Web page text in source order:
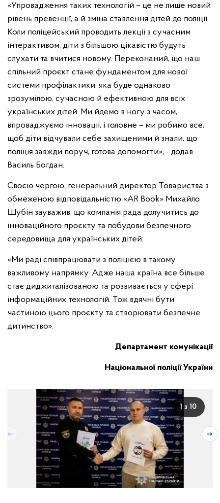
«Упровадження таких технологій – це не лише новий
рівень превенції, а й зміна ставлення дітей до поліції.
Коли поліцейський проводить лекції з сучасним
інтерактивом, діти з більшою цікавістю будуть
слухати та вчитися новому. Переконаний, що наш
спільний проєкт стане фундаментом для нової
системи профілактики, яка буде однаково
зрозумілою, сучасною й ефективною для всіх
українських дітей. Ми йдемо в ногу з часом,
впроваджуємо інновації, і головне – ми робимо все,
щоб діти відчували себе захищеними й знали, що
поліція завжди поруч, готова допомогти», - додав
Василь Богдан.
Своєю чергою, генеральний директор Товариства з
обмеженою відповідальністю «AR Book» Михайло
Шубін зауважив, що компанія рада долучитись до
інноваційного проєкту та побудови безпечного
середовища для українських дітей:
«Ми раді співпрацювати з поліцією в такому
важливому напрямку. Адже наша країна все більше
стає диджиталізованою та розвивається у сфері
інформаційних технологій. Тож вдячні бути
частиною цього проєкту та створювати безпечне
дитинство».
Департамент комунікації
Національної поліції України
1 з 10